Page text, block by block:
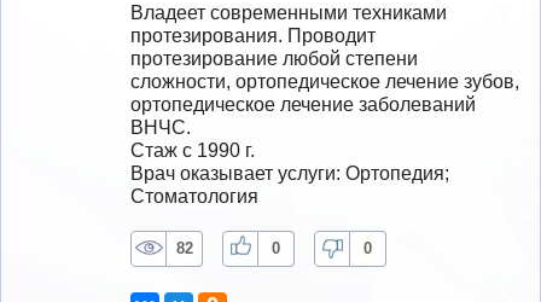
Владеет современными техниками
протезирования. Проводит
протезирование любой степени
сложности, ортопедическое лечение зубов,
ортопедическое лечение заболеваний
ВНЧС.
Стаж с 1990 г.
Врач оказывает услуги: Ортопедия;
Стоматология
82 0 0